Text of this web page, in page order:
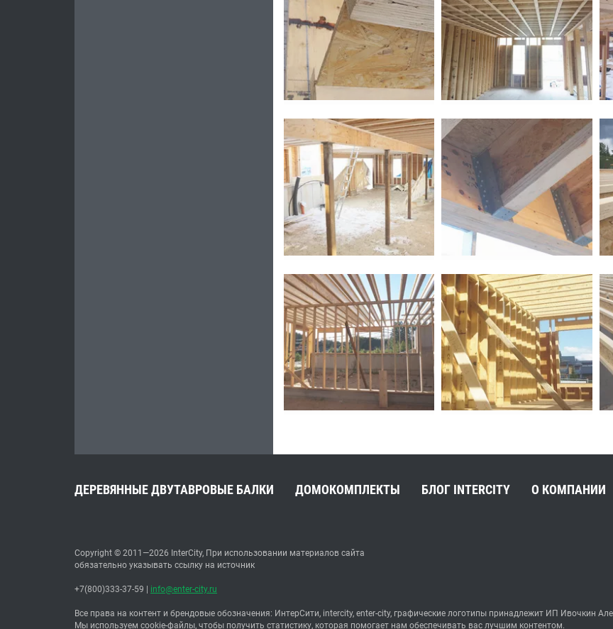
ДЕРЕВЯННЫЕ ДВУТАВРОВЫЕ БАЛКИ ДОМОКОМПЛЕКТЫ БЛОГ INTERCITY О КОМПАНИИ
Copyright © 2011—2026 InterCity, При использовании материалов сайта
обязательно указывать ссылку на источник
+7(800)333-37-59 info@enter-city.ru
Все права на контент и брендовые обозначения: ИнтерСити, intercity, enter-city, графические логотипы принадлежит ИП Ивочкин
Мы используем cookie-файлы, чтобы получить статистику, которая помогает нам обеспечивать вас лучшим контентом.